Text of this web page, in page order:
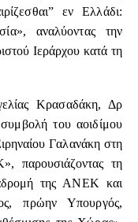
εν Ελλάδι:
αναλύοντας την
Ιεράρχου κατά τη
Κρασαδάκη, Δρ
του αοιδίμου
Γαλανάκη στη
παρουσιάζοντας τη
της ΑΝΕΚ και
πρώην Υπουργός,